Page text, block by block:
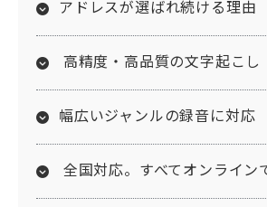
アドレスが選ばれ続ける理由
高精度・高品質の文字起こし
幅広いジャンルの録音に対応
全国対応。すべてオンライン